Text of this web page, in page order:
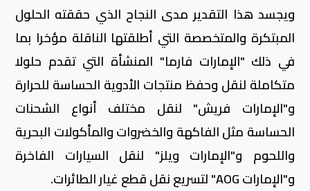
ويجسد هذا التقدير مدى النجاح الذي حققته الحلول
المبتكرة والمتخصصة التي أطلقتها الناقلة مؤخرا بما
في ذلك "الإمارات فارما" المنشأة التي تقدم حلولا
متكاملة لنقل وحفظ منتجات الأدوية الحساسة للحرارة
و"الإمارات فريش" لنقل مختلف أنواع الشحنات
الحساسة مثل الفاكهة والخضروات والمأكولات البحرية
واللحوم و"الإمارات ويلز" لنقل السيارات الفاخرة
و"الإماراتAOG" لتسريع نقل قطع غيار الطائرات.